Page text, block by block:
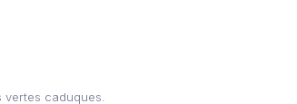
vertes caduques.